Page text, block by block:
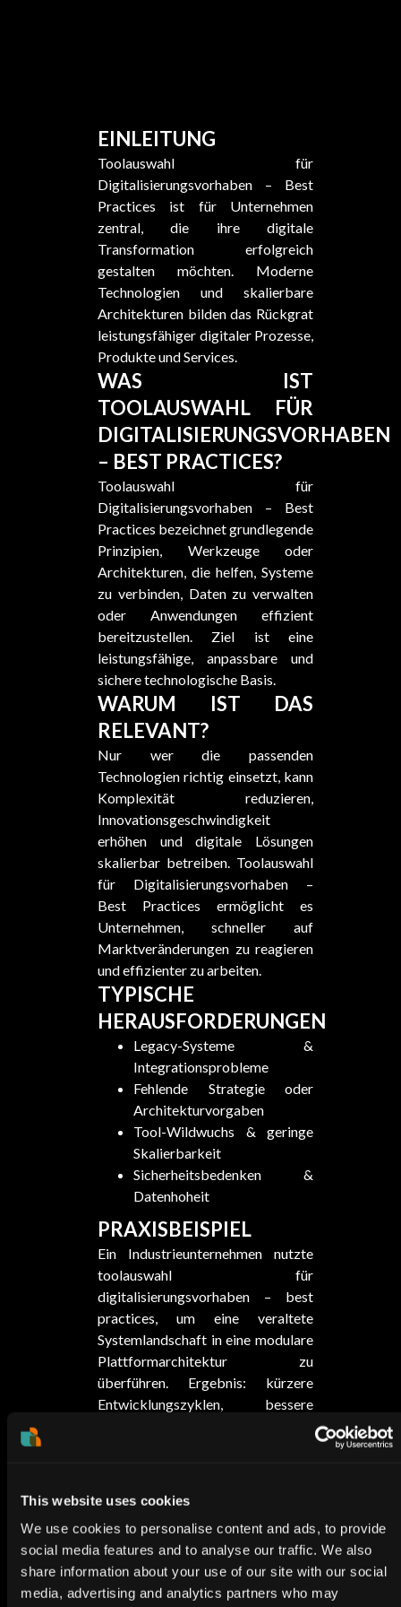
This website uses cookies
We use cookies to personalise content and ads, to provide
social media features and to analyse our traffic. We also
share information about your use of our site with our social
media, advertising and analytics partners who may
EINLEITUNG
Toolauswahl für
Digitalisierungsvorhaben – Best
Practices ist für Unternehmen
zentral, die ihre digitale
Transformation erfolgreich
gestalten möchten. Moderne
Technologien und skalierbare
Architekturen bilden das Rückgrat
leistungsfähiger digitaler Prozesse,
Produkte und Services.
WAS IST
TOOLAUSWAHL FÜR
DIGITALISIERUNGSVORHABEN
– BEST PRACTICES?
Toolauswahl für
Digitalisierungsvorhaben – Best
Practices bezeichnet grundlegende
Prinzipien, Werkzeuge oder
Architekturen, die helfen, Systeme
zu verbinden, Daten zu verwalten
oder Anwendungen effizient
bereitzustellen. Ziel ist eine
leistungsfähige, anpassbare und
sichere technologische Basis.
WARUM IST DAS
RELEVANT?
Nur wer die passenden
Technologien richtig einsetzt, kann
Komplexität reduzieren,
Innovationsgeschwindigkeit
erhöhen und digitale Lösungen
skalierbar betreiben. Toolauswahl
für Digitalisierungsvorhaben –
Best Practices ermöglicht es
Unternehmen, schneller auf
Marktveränderungen zu reagieren
und effizienter zu arbeiten.
TYPISCHE
HERAUSFORDERUNGEN
Legacy-Systeme &
Integrationsprobleme
Fehlende Strategie oder
Architekturvorgaben
Tool-Wildwuchs & geringe
Skalierbarkeit
Sicherheitsbedenken &
Datenhoheit
PRAXISBEISPIEL
Ein Industrieunternehmen nutzte
toolauswahl für
digitalisierungsvorhaben – best
practices, um eine veraltete
Systemlandschaft in eine modulare
Plattformarchitektur zu
überführen. Ergebnis: kürzere
Entwicklungszyklen, bessere
BERATUNGSANSATZ
Technologie- & Architektur-
Assessment
Zielbild & Roadmap
gemeinsam erarbeiten